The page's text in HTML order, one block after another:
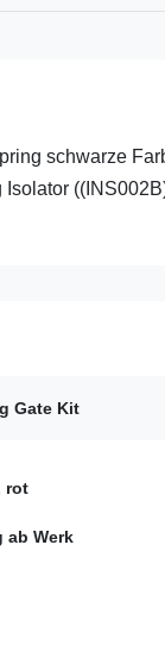
schwarze
Gate Kit
rot
ab Werk